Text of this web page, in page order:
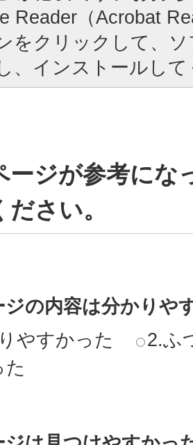
Reader（Acrobat
をクリックして、
、インストールし
ージが参考にな
さい。
ジの内容は分かりや
やすかった
2.ふ
た